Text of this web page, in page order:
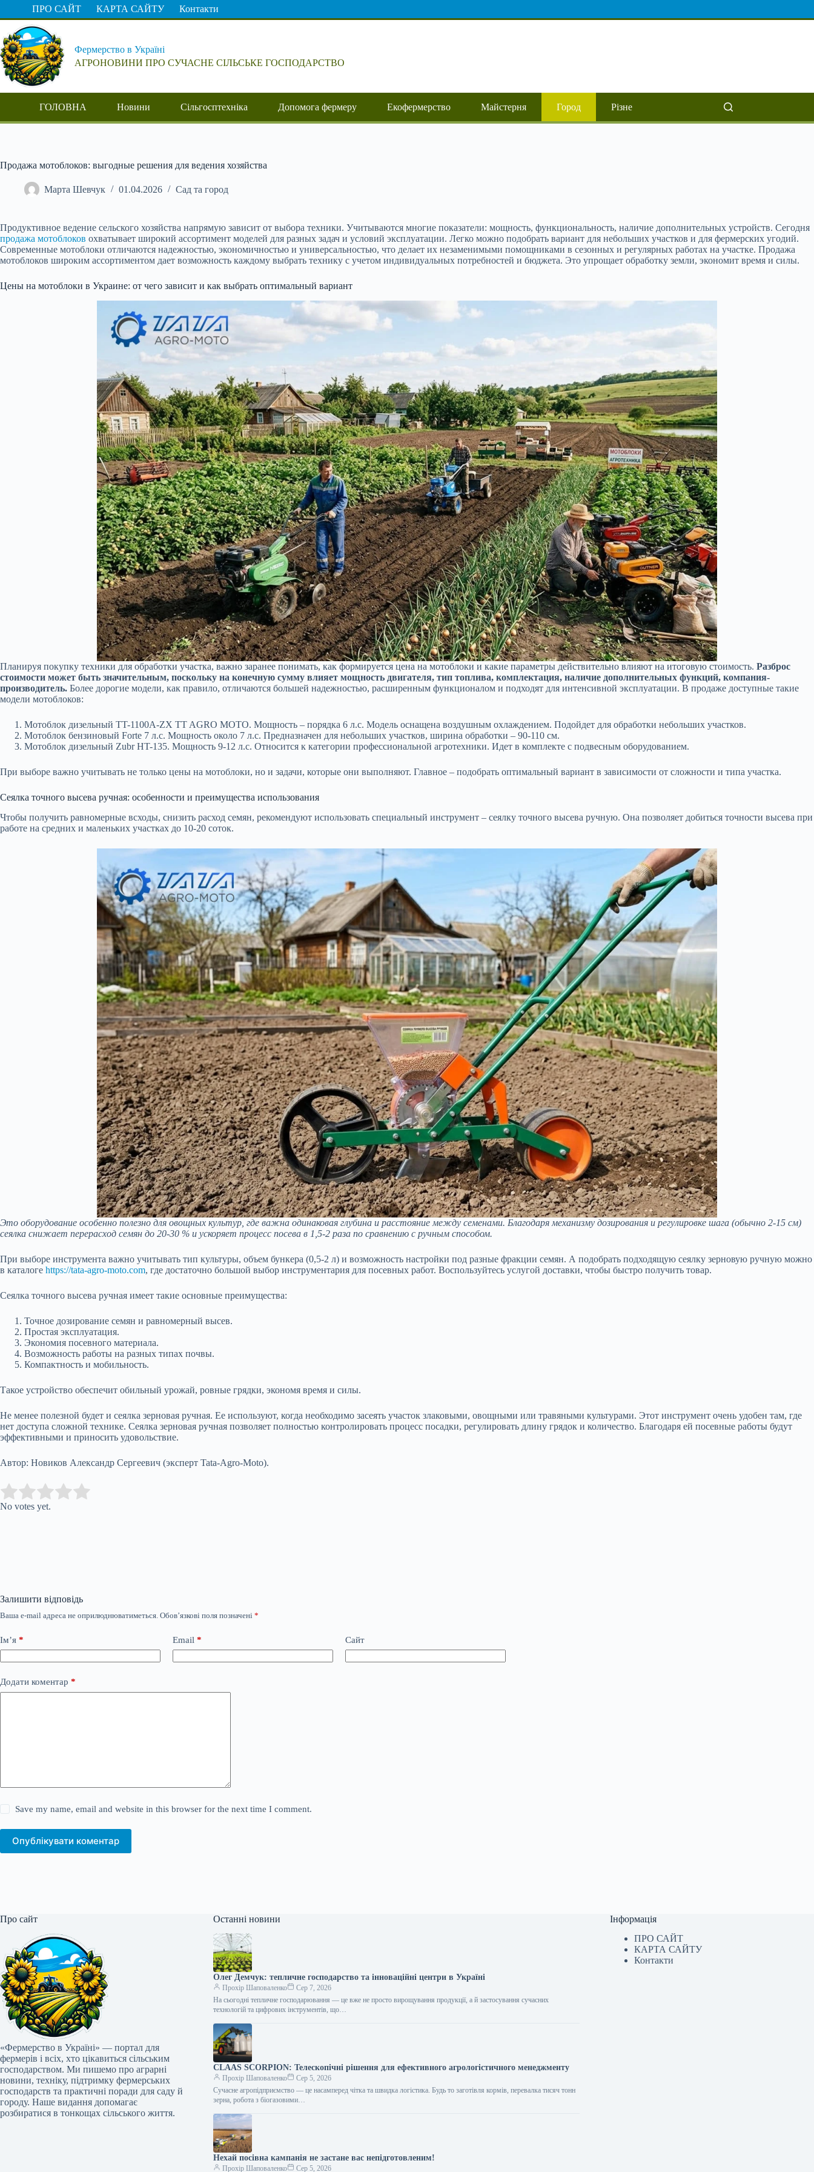
Перейти
вмісту
ПРО САЙТ КАРТА САЙТУ Контакти
Фермерство в Україні
АГРОНОВИНИ ПРО СУЧАСНЕ СІЛЬСЬКЕ ГОСПОДАРСТВО
ГОЛОВНА Новини Сільгосптехніка Допомога фермеру Екофермерство Майстерня Город Різне
Продажа мотоблоков: выгодные решения для ведения хозяйства
Марта Шевчук 01.04.2026 Сад та город
Продуктивное ведение сельского хозяйства напрямую зависит от выбора техники. Учитываются многие показатели: мощность, функциональность, наличие дополнительных устройств. Сегодня
продажа мотоблоков охватывает широкий ассортимент моделей для разных задач и условий эксплуатации. Легко можно подобрать вариант для небольших участков и для фермерских угодий.
Современные мотоблоки отличаются надежностью, экономичностью и универсальностью, что делает их незаменимыми помощниками в сезонных и регулярных работах на участке. Продажа
мотоблоков широким ассортиментом дает возможность каждому выбрать технику с учетом индивидуальных потребностей и бюджета. Это упрощает обработку земли, экономит время и силы.
Цены на мотоблоки в Украине: от чего зависит и как выбрать оптимальный вариант
Планируя покупку техники для обработки участка, важно заранее понимать, как формируется цена на мотоблоки и какие параметры действительно влияют на итоговую стоимость. Разброс
стоимости может быть значительным, поскольку на конечную сумму влияет мощность двигателя, тип топлива, комплектация, наличие дополнительных функций, компания-
производитель. Более дорогие модели, как правило, отличаются большей надежностью, расширенным функционалом и подходят для интенсивной эксплуатации. В продаже доступные такие
модели мотоблоков:
Мотоблок дизельный TT-1100A-ZX TT AGRO MOTO. Мощность – порядка 6 л.с. Модель оснащена воздушным охлаждением. Подойдет для обработки небольших участков.
Мотоблок бензиновый Forte 7 л.с. Мощность около 7 л.с. Предназначен для небольших участков, ширина обработки – 90-110 см.
Мотоблок дизельный Zubr HT-135. Мощность 9-12 л.с. Относится к категории профессиональной агротехники. Идет в комплекте с подвесным оборудованием.
При выборе важно учитывать не только цены на мотоблоки, но и задачи, которые они выполняют. Главное – подобрать оптимальный вариант в зависимости от сложности и типа участка.
Сеялка точного высева ручная: особенности и преимущества использования
Чтобы получить равномерные всходы, снизить расход семян, рекомендуют использовать специальный инструмент – сеялку точного высева ручную. Она позволяет добиться точности высева при
работе на средних и маленьких участках до 10-20 соток.
Это оборудование особенно полезно для овощных культур, где важна одинаковая глубина и расстояние между семенами. Благодаря механизму дозирования и регулировке шага (обычно 2-15 см)
сеялка снижает перерасход семян до 20-30 % и ускоряет процесс посева в 1,5-2 раза по сравнению с ручным способом.
При выборе инструмента важно учитывать тип культуры, объем бункера (0,5-2 л) и возможность настройки под разные фракции семян. А подобрать подходящую сеялку зерновую ручную можно
в каталоге https://tata-agro-moto.com, где достаточно большой выбор инструментария для посевных работ. Воспользуйтесь услугой доставки, чтобы быстро получить товар.
Сеялка точного высева ручная имеет такие основные преимущества:
Точное дозирование семян и равномерный высев.
Простая эксплуатация.
Экономия посевного материала.
Возможность работы на разных типах почвы.
Компактность и мобильность.
Такое устройство обеспечит обильный урожай, ровные грядки, экономя время и силы.
Не менее полезной будет и сеялка зерновая ручная. Ее используют, когда необходимо засеять участок злаковыми, овощными или травяными культурами. Этот инструмент очень удобен там, где
нет доступа сложной технике. Сеялка зерновая ручная позволяет полностью контролировать процесс посадки, регулировать длину грядок и количество. Благодаря ей посевные работы будут
эффективными и приносить удовольствие.
Автор: Новиков Александр Сергеевич (эксперт Tata-Agro-Moto).
Rate this item:
No votes yet.
Залишити відповідь
Ваша e-mail адреса не оприлюднюватиметься. Обов’язкові поля позначені *
Ім’я * Email * Сайт
Додати коментар *
Save my name, email and website in this browser for the next time I comment.
Опублікувати коментар
Про сайт
«Фермерство в Україні» — портал для
фермерів і всіх, хто цікавиться сільським
господарством. Ми пишемо про аграрні
новини, техніку, підтримку фермерських
господарств та практичні поради для саду й
городу. Наше видання допомагає
розбиратися в тонкощах сільського життя.
Останні новини
Олег Демчук: тепличне господарство та інноваційні центри в Україні
Прохір Шаповаленко
Сер 7, 2026
На сьогодні тепличне господарювання — це вже не просто вирощування продукції, а й застосування сучасних
технологій та цифрових інструментів, що…
CLAAS SCORPION: Телескопічні рішення для ефективного агрологістичного менеджменту
Прохір Шаповаленко
Сер 5, 2026
Сучасне агропідприємство — це насамперед чітка та швидка логістика. Будь то заготівля кормів, перевалка тисяч тонн
зерна, робота з біогазовими…
Нехай посівна кампанія не застане вас непідготовленим!
Прохір Шаповаленко Сер 5, 2026
Інформація
ПРО САЙТ
КАРТА САЙТУ
Контакти